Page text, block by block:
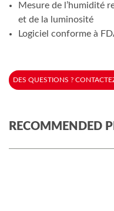
Mesure de l’humidité
et de la luminosité
Logiciel conforme à
DES QUESTIONS ?
RECOMMENDED